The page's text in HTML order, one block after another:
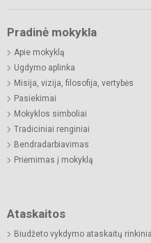
Pradinė mokykla
Apie mokyklą
Ugdymo aplinka
Misija, vizija, filosofija, vertybės
Pasiekimai
Mokyklos simboliai
Tradiciniai renginiai
Bendradarbiavimas
Priėmimas į mokyklą
Ataskaitos
Biudžeto vykdymo ataskaitų